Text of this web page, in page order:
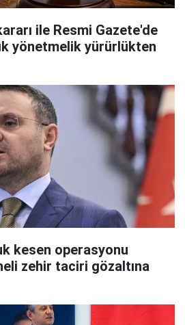
ile Resmi Gazete'de
kesen operasyonu
zehir taciri gözaltına